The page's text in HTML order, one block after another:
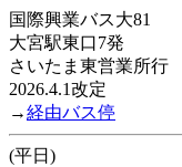
国際興業バス大81
大宮駅東口7発
さいたま東営業所行
2026.4.1改定
→経由バス停
(平日)